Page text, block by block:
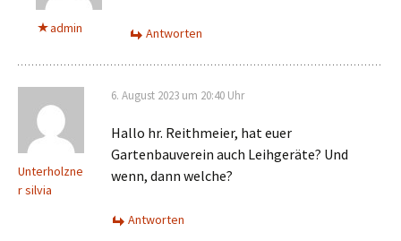
admin Antworten
Unterholzne
r silvia
6. August 2023 um 20:40 Uhr
Hallo hr. Reithmeier, hat euer
Gartenbauverein auch Leihgeräte? Und
wenn, dann welche?
Antworten